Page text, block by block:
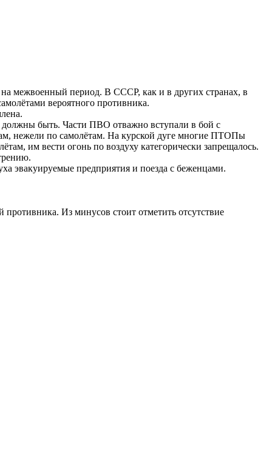
межвоенный период. В СССР, как и в других странах, в
вероятного противника.
должны быть. Части ПВО отважно вступали в бой с
нежели по самолётам. На курской дуге многие ПТОПы
им вести огонь по воздуху категорически запрещалось.
эвакуируемые предприятия и поезда с беженцами.
Из минусов стоит отметить отсутствие